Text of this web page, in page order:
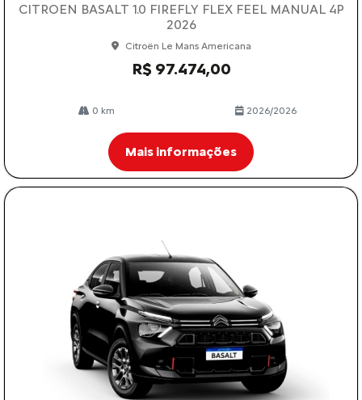
CITROEN BASALT 1.0 FIREFLY FLEX FEEL MANUAL 4P
2026
Citroën Le Mans Americana
R$ 97.474,00
0 km 2026/2026
Mais informações